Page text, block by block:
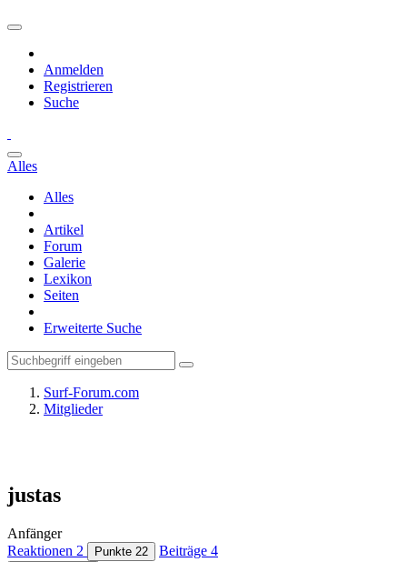
Anmelden
Registrieren
Suche
Alles
Alles
Artikel
Forum
Galerie
Lexikon
Seiten
Erweiterte Suche
Surf-Forum.com
Mitglieder
justas
Anfänger
Reaktionen 2 Punkte 22 Beiträge 4